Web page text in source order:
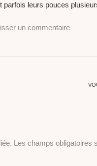
parfois leurs pouces
un commentaire
Les champs obligatoires